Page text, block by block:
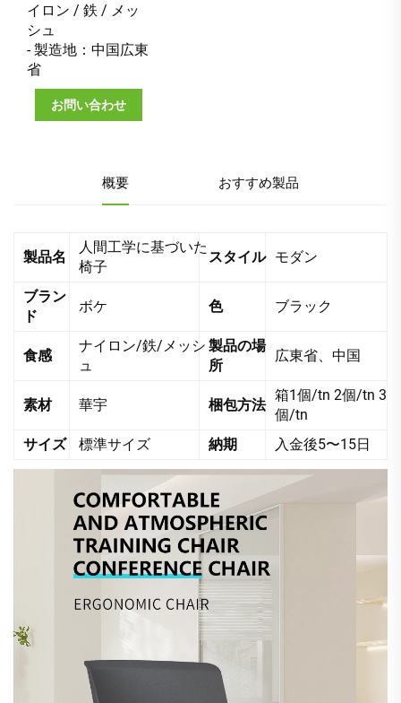
イロン / 鉄 / メッ
シュ
- 製造地：中国広東
省
お問い合わせ
概要 おすすめ製品
製品名
人間工学に基づいた
椅子
スタイル モダン
ブラン
ド
ボケ 色 ブラック
食感
ナイロン/鉄/メッシ
ュ
製品の場
所
広東省、中国
素材 華宇 梱包方法
箱1個/tn 2個/tn 3
個/tn
サイズ
標準サイズ 納期 入金後5〜15日